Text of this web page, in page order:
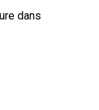
dans